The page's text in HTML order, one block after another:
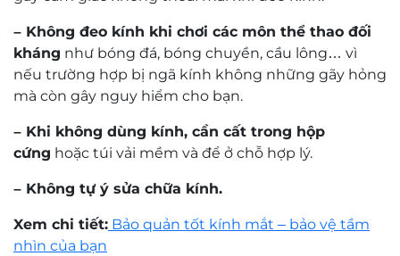
– Không đeo kính khi chơi các môn thể thao đối
kháng như bóng đá, bóng chuyền, cầu lông… vì
nếu trường hợp bị ngã kính không những gãy hỏng
mà còn gây nguy hiểm cho bạn.
– Khi không dùng kính, cần cất trong hộp
cứng hoặc túi vải mềm và để ở chỗ hợp lý.
– Không tự ý sửa chữa kính.
Xem chi tiết: Bảo quản tốt kính mắt – bảo vệ tầm
nhìn của bạn